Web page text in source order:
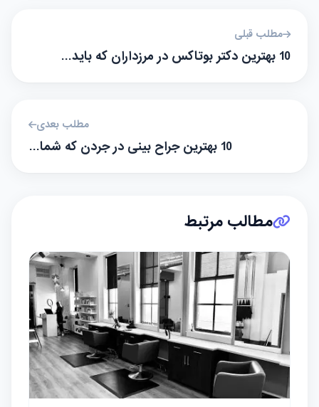
مطلب قبلی
10 بهترین دکتر بوتاکس در مرزداران که باید…
مطلب بعدی
10 بهترین جراح بینی در جردن که شما…
مطالب مرتبط